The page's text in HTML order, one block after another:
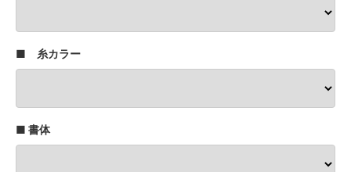
■ 糸カラー
■ 書体